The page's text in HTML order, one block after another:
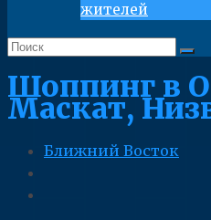
жителей
Шоппинг в
Маскат,
Ближний Восток